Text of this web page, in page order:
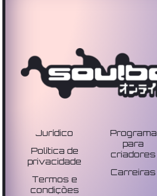
Jurídico
Política de
privacidade
Termos e
condições
Programa
para
criadores
Carreiras